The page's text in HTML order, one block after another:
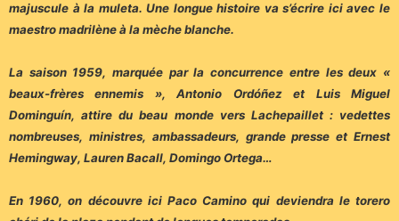
majuscule à la muleta. Une longue histoire va s’écrire ici avec le
maestro madrilène à la mèche blanche.
La saison 1959, marquée par la concurrence entre les deux «
beaux-frères ennemis », Antonio Ordóñez et Luis Miguel
Dominguín, attire du beau monde vers Lachepaillet : vedettes
nombreuses, ministres, ambassadeurs, grande presse et Ernest
Hemingway, Lauren Bacall, Domingo Ortega…
En 1960, on découvre ici Paco Camino qui deviendra le torero